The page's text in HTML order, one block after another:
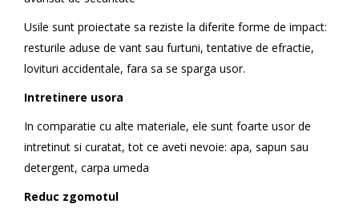
Usile sunt proiectate sa reziste la diferite forme de impact:
resturile aduse de vant sau furtuni, tentative de efractie,
lovituri accidentale, fara sa se sparga usor.
Intretinere usora
In comparatie cu alte materiale, ele sunt foarte usor de
intretinut si curatat, tot ce aveti nevoie: apa, sapun sau
detergent, carpa umeda
Reduc zgomotul